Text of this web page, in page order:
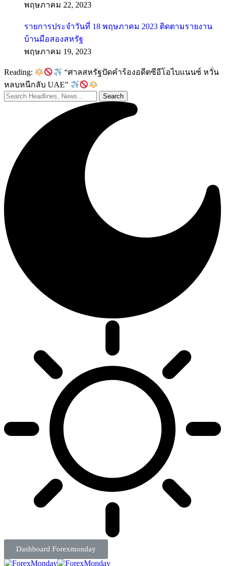
พฤษภาคม 22, 2023
รายการประจำวันที่ 18 พฤษภาคม 2023 ติดตามรายงาน
บ้านมือสองสหรัฐ
พฤษภาคม 19, 2023
Reading:
“ศาลสหรัฐปัดคำร้องอดีตซีอีโอไบแนนซ์ หวั่น
หลบหนีกลับ UAE”
Dashboard Forexmonday